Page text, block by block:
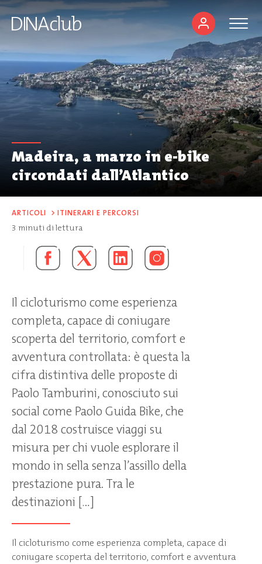
Madeira, a marzo in e-bike
circondati dall’Atlantico
ARTICOLI > ITINERARI E PERCORSI
3 minuti di lettura
Il cicloturismo come esperienza
completa, capace di coniugare
scoperta del territorio, comfort e
avventura controllata: è questa la
cifra distintiva delle proposte di
Paolo Tamburini, conosciuto sui
social come Paolo Guida Bike, che
dal 2018 costruisce viaggi su
misura per chi vuole esplorare il
mondo in sella senza l’assillo della
prestazione pura. Tra le
destinazioni […]
Il cicloturismo come esperienza completa, capace di
coniugare scoperta del territorio, comfort e avventura